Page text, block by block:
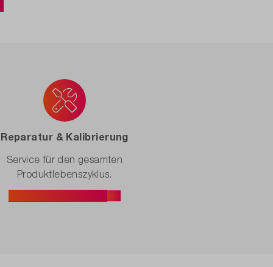
Reparatur & Kalibrierung
Service für den gesamten
Produktlebenszyklus.